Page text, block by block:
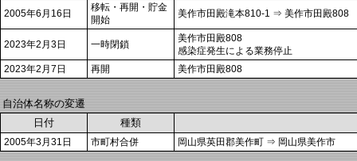
2005年6月16日
移転・再開・貯金
開始
美作市田殿滝本810-1 ⇒ 美作市田殿808
2023年2月3日 一時閉鎖
美作市田殿808
感染症発生による業務停止
2023年2月7日
再開 美作市田殿808
自治体名称の変遷
日付
種類
2005年3月31日 市町村合併 岡山県英田郡美作町 ⇒ 岡山県美作市